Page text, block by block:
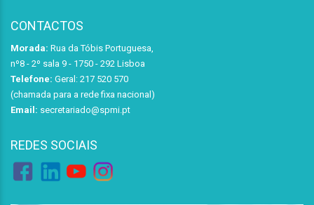
CONTACTOS
Morada: Rua da Tóbis Portuguesa,
nº8 - 2º sala 9 - 1750 - 292 Lisboa
Telefone: Geral: 217 520 570
(chamada para a rede fixa nacional)
Email: secretariado@spmi.pt
REDES SOCIAIS